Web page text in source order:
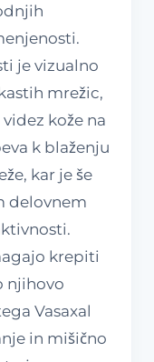
je vizualno
mrežic,
kože na
k blaženju
kar je še
delovnem
krepiti
njihovo
Vasaxal
in mišično